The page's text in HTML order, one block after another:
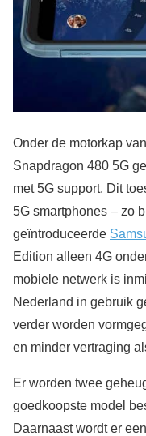
Onder de motorkap
Snapdragon 480 5G
met 5G support. Dit
5G smartphones – zo
geïntroduceerde
Edition alleen 4G
mobiele netwerk is
Nederland in gebruik
verder worden
en minder vertraging
Er worden twee
goedkoopste model
Daarnaast wordt er